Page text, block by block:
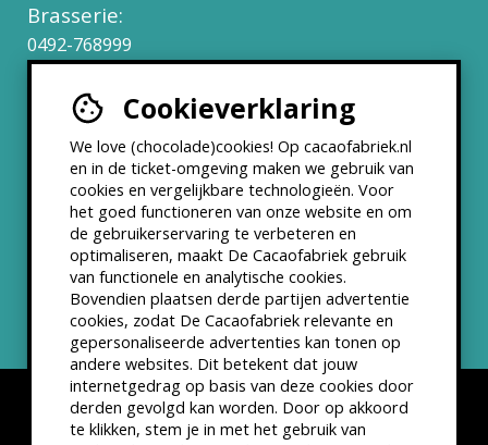
Cookieverklaring
We love (chocolade)cookies! Op cacaofabriek.nl
en in de ticket-omgeving maken we gebruik van
cookies en vergelijkbare technologieën. Voor
het goed functioneren van onze website en om
de gebruikerservaring te verbeteren en
optimaliseren, maakt De Cacaofabriek gebruik
van functionele en analytische cookies.
Bovendien plaatsen derde partijen advertentie
cookies, zodat De Cacaofabriek relevante en
gepersonaliseerde advertenties kan tonen op
andere websites. Dit betekent dat jouw
internetgedrag op basis van deze cookies door
derden gevolgd kan worden. Door op akkoord
te klikken, stem je in met het gebruik van
Brasserie:
0492-768999
Werken bij
Partners & Samenwerkingen
ANBI status
Nieuwsbrief